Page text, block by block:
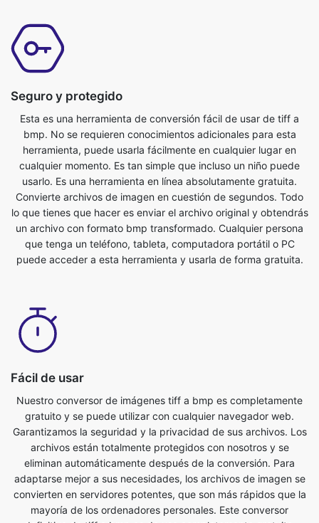
Seguro y protegido
Esta es una herramienta de conversión fácil de usar de tiff a
bmp. No se requieren conocimientos adicionales para esta
herramienta, puede usarla fácilmente en cualquier lugar en
cualquier momento. Es tan simple que incluso un niño puede
usarlo. Es una herramienta en línea absolutamente gratuita.
Convierte archivos de imagen en cuestión de segundos. Todo
lo que tienes que hacer es enviar el archivo original y obtendrás
un archivo con formato bmp transformado. Cualquier persona
que tenga un teléfono, tableta, computadora portátil o PC
puede acceder a esta herramienta y usarla de forma gratuita.
Fácil de usar
Nuestro conversor de imágenes tiff a bmp es completamente
gratuito y se puede utilizar con cualquier navegador web.
Garantizamos la seguridad y la privacidad de sus archivos. Los
eliminan automáticamente después de la conversión. Para
adaptarse mejor a sus necesidades, los archivos de imagen se
convierten en servidores potentes, que son más rápidos que la
mayoría de los ordenadores personales. Este conversor
definitivo de tiff a bmp es de uso completamente gratuito.
Cualquier persona que tenga un teléfono, tableta, computadora
portátil o PC puede acceder a esta herramienta y usarla de
forma gratuita. No hay tarifas asociadas al uso de esta función.